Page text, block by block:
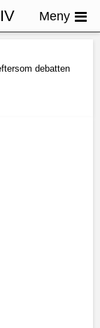
debatten
Meny